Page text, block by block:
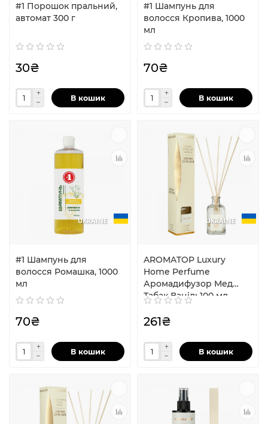
#1 Порошок пральний,
автомат 300 г
30₴
В кошик
#1 Шампунь для
волосся Кропива, 1000
мл
70₴
В кошик
#1 Шампунь для
волосся Ромашка, 1000
мл
UKRAINE
70₴
В кошик
AROMATOP Luxury
Home Perfume
Аромадифузор Мед
Табак Ваніль100 мл
UKRAINE
261₴
В кошик